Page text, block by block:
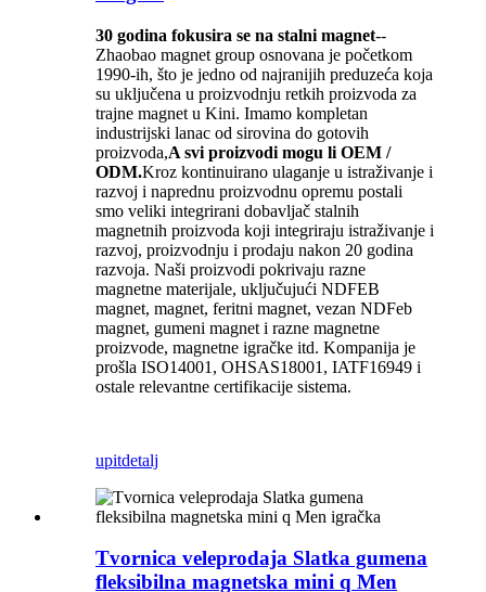
30 godina fokusira se na stalni magnet--
Zhaobao magnet group osnovana je početkom
1990-ih, što je jedno od najranijih preduzeća koja
su uključena u proizvodnju retkih proizvoda za
trajne magnet u Kini. Imamo kompletan
industrijski lanac od sirovina do gotovih
proizvoda,A svi proizvodi mogu li OEM /
ODM.Kroz kontinuirano ulaganje u istraživanje i
razvoj i naprednu proizvodnu opremu postali
smo veliki integrirani dobavljač stalnih
magnetnih proizvoda koji integriraju istraživanje i
razvoj, proizvodnju i prodaju nakon 20 godina
razvoja. Naši proizvodi pokrivaju razne
magnetne materijale, uključujući NDFEB
magnet, magnet, feritni magnet, vezan NDFeb
magnet, gumeni magnet i razne magnetne
proizvode, magnetne igračke itd. Kompanija je
prošla ISO14001, OHSAS18001, IATF16949 i
ostale relevantne certifikacije sistema.
upitdetalj
Tvornica veleprodaja Slatka gumena
fleksibilna magnetska mini q Men